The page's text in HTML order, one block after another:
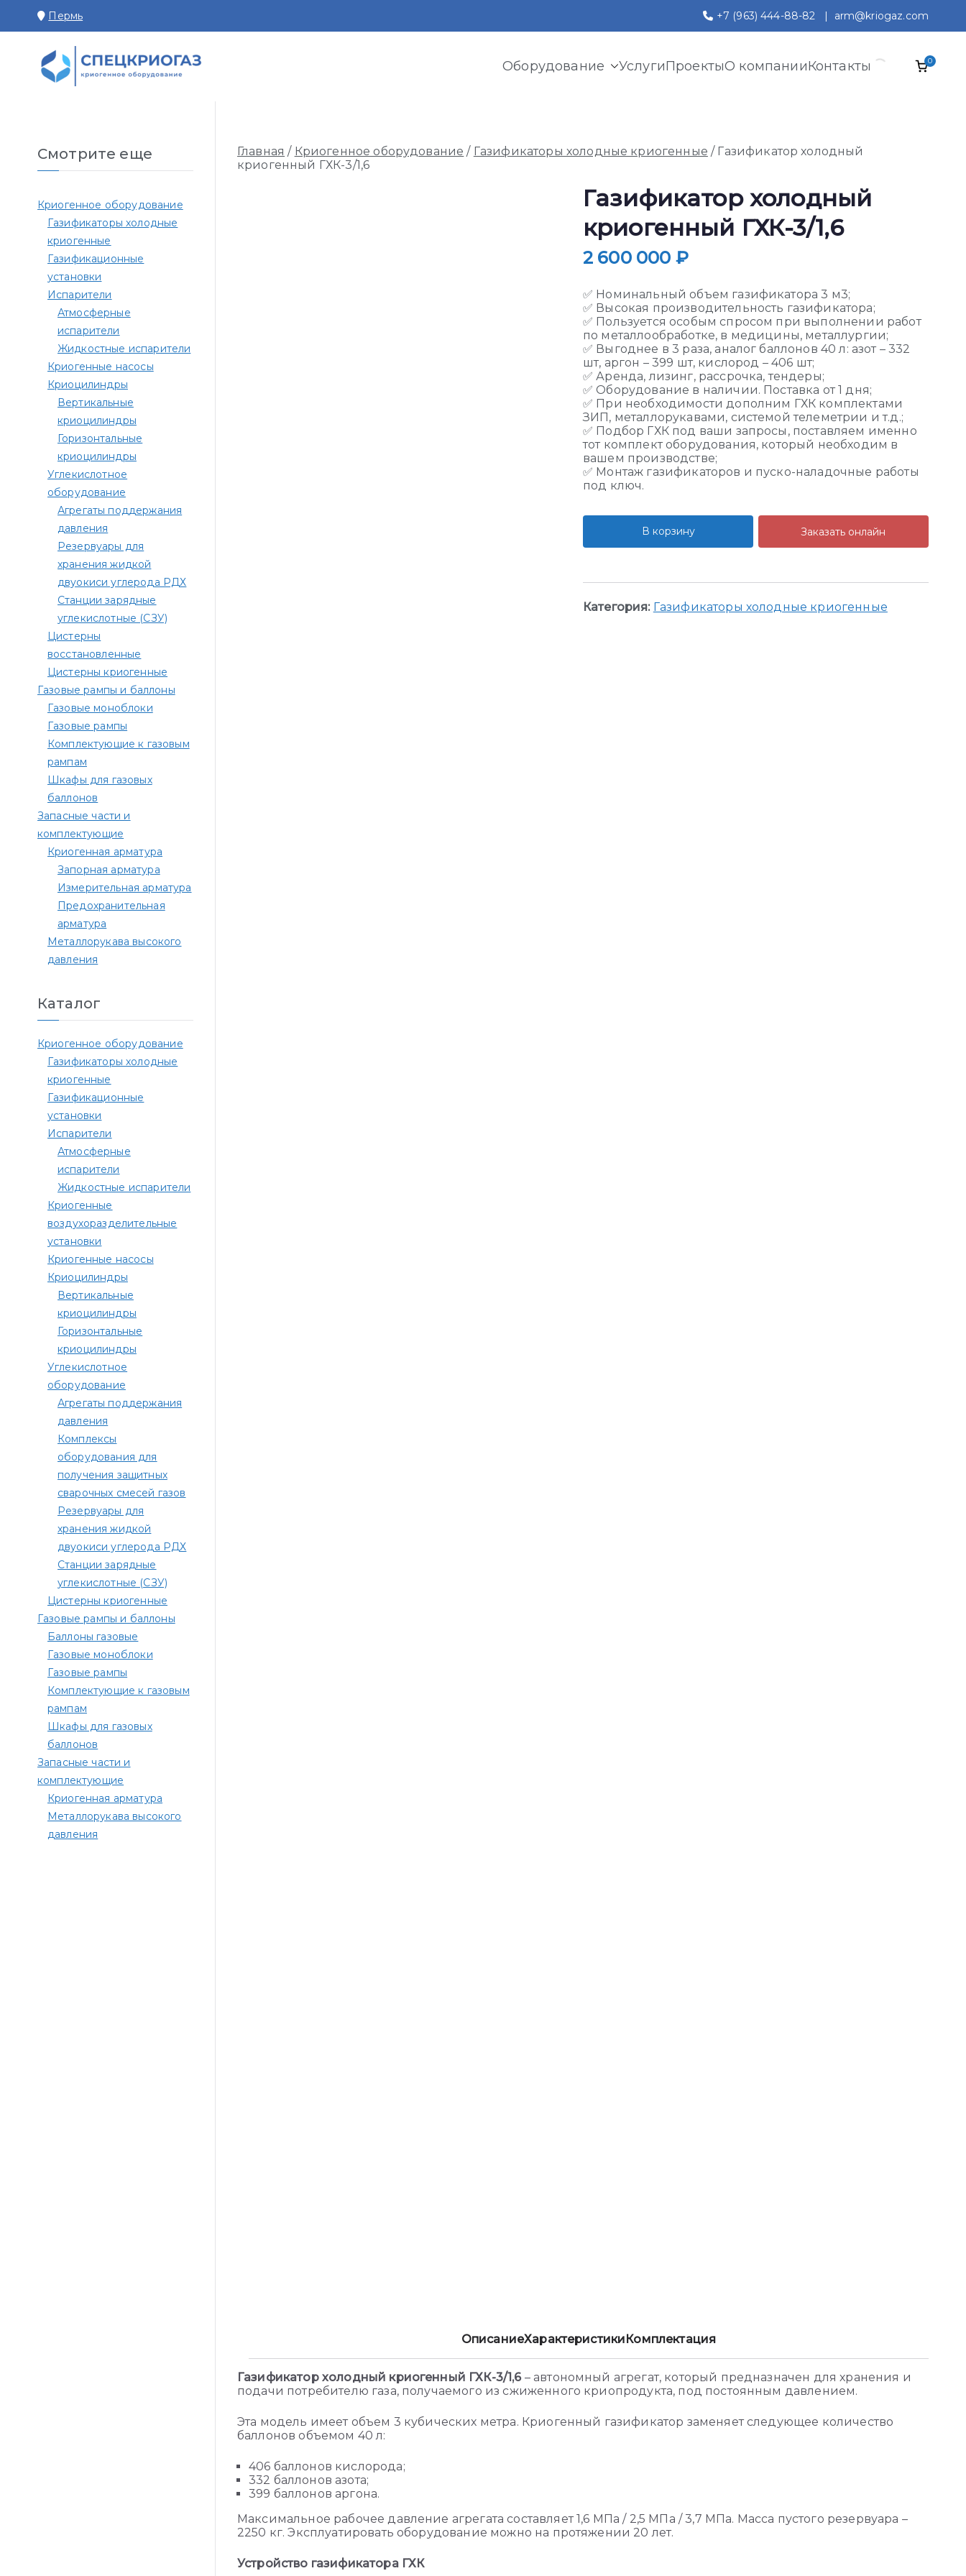
содержимому
Пермь +7 (963) 444-88-82 | arm@kriogaz.com
Производство и поставки криогенного оборудования, газовых рамп, моноблоков
Оборудование УслугиПроектыО компанииКонтакты 0
Главная / Криогенное оборудование / Газификаторы холодные криогенные / Газификатор холодный
криогенный ГХК-3/1,6
Газификатор холодный
криогенный ГХК-3/1,6
2 600 000 ₽
✅ Номинальный объем газификатора 3 м3;
✅ Высокая производительность газификатора;
✅ Пользуется особым спросом при выполнении работ
по металлообработке, в медицины, металлургии;
✅ Выгоднее в 3 раза, аналог баллонов 40 л: азот – 332
шт, аргон – 399 шт, кислород – 406 шт;
✅ Аренда, лизинг, рассрочка, тендеры;
✅ Оборудование в наличии. Поставка от 1 дня;
✅ При необходимости дополним ГХК комплектами
ЗИП, металлорукавами, системой телеметрии и т.д.;
✅ Подбор ГХК под ваши запросы, поставляем именно
тот комплект оборудования, который необходим в
вашем производстве;
✅ Монтаж газификаторов и пуско-наладочные работы
под ключ.
В корзину Заказать онлайн
Категория: Газификаторы холодные криогенные
ОписаниеХарактеристикиКомплектация
Газификатор холодный криогенный ГХК-3/1,6–автономный агрегат, который предназначен для хранения и
подачи потребителю газа, получаемого из сжиженного криопродукта, под постоянным давлением.
Эта модель имеет объем 3 кубических метра. Криогенный газификатор заменяет следующее количество
баллонов объемом 40 л:
406 баллонов кислорода;
332 баллонов азота;
399 баллонов аргона.
Максимальное рабочее давление агрегата составляет 1,6 МПа / 2,5 МПа / 3,7 МПа. Масса пустого резервуара –
2250 кг. Эксплуатировать оборудование можно на протяжении 20 лет.
Устройство газификатора ГХК
Смотрите еще
Криогенное оборудование
Газификаторы холодные
криогенные
Газификационные
установки
Испарители
Атмосферные
испарители
Жидкостные испарители
Криогенные насосы
Криоцилиндры
Вертикальные
криоцилиндры
Горизонтальные
криоцилиндры
Углекислотное
оборудование
Агрегаты поддержания
давления
Резервуары для
хранения жидкой
двуокиси углерода РДХ
Станции зарядные
углекислотные (СЗУ)
Цистерны
восстановленные
Цистерны криогенные
Газовые рампы и баллоны
Газовые моноблоки
Газовые рампы
Комплектующие к газовым
рампам​
Шкафы для газовых
баллонов
Запасные части и
комплектующие
Криогенная арматура
Запорная арматура
Измерительная арматура
Предохранительная
арматура
Металлорукава высокого
давления
Каталог
Криогенное оборудование
Газификаторы холодные
криогенные
Газификационные
установки
Испарители
Атмосферные
испарители
Жидкостные испарители
Криогенные
воздухоразделительные
установки
Криогенные насосы
Криоцилиндры
Вертикальные
криоцилиндры
Горизонтальные
криоцилиндры
Углекислотное
оборудование
Агрегаты поддержания
давления
Комплексы
оборудования для
получения защитных
сварочных смесей газов
Резервуары для
хранения жидкой
двуокиси углерода РДХ
Станции зарядные
углекислотные (СЗУ)
Цистерны криогенные
Газовые рампы и баллоны
Баллоны газовые
Газовые моноблоки
Газовые рампы
Комплектующие к газовым
рампам​
Шкафы для газовых
баллонов
Запасные части и
комплектующие
Криогенная арматура
Металлорукава высокого
давления